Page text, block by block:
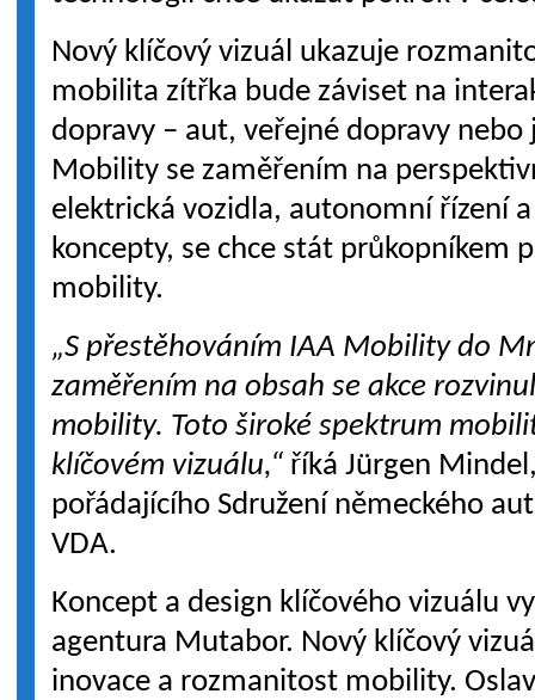
Nový klíčový vizuál ukazuje
mobilita zítřka bude záviset na
dopravy – aut, veřejné dopravy nebo
Mobility se zaměřením na
elektrická vozidla, autonomní řízení
koncepty, se chce stát průkopníkem
mobility.
„S přestěhováním IAA Mobility do
zaměřením na obsah se akce
mobility. Toto široké spektrum
klíčovém vizuálu,“ říká Jürgen
pořádajícího Sdružení německého
VDA.
Koncept a design klíčového vizuálu
agentura Mutabor. Nový klíčový
inovace a rozmanitost mobility.